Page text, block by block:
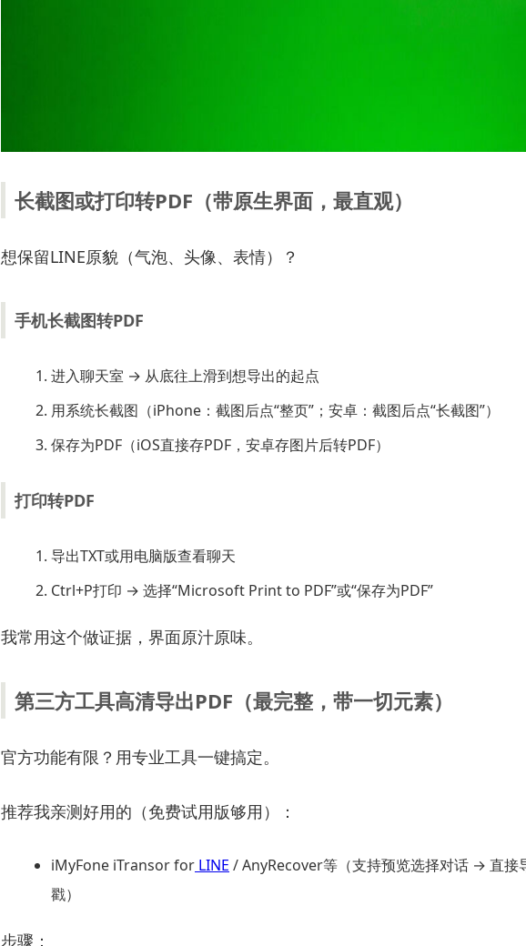
长截图或打印转PDF（带原生界面，最直观）
想保留LINE原貌（气泡、头像、表情）？
手机长截图转PDF
进入聊天室 → 从底往上滑到想导出的起点
用系统长截图（iPhone：截图后点“整页”；安卓：截图后点“长截图”）
保存为PDF（iOS直接存PDF，安卓存图片后转PDF）
打印转PDF
导出TXT或用电脑版查看聊天
Ctrl+P打印 → 选择“Microsoft Print to PDF”或“保存为PDF”
我常用这个做证据，界面原汁原味。
第三方工具高清导出PDF（最完整，带一切元素）
官方功能有限？用专业工具一键搞定。
推荐我亲测好用的（免费试用版够用）：
iMyFone iTransor for LINE / AnyRecover等（支持预览选择对话 → 直接
戳）
步骤：